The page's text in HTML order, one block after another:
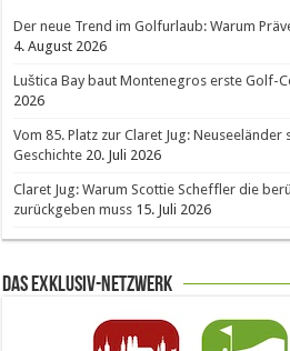
Der neue Trend im Golfurlaub: Warum
4. August 2026
Luštica Bay baut Montenegros erste Golf-
2026
Vom 85. Platz zur Claret Jug:
Geschichte 20. Juli 2026
Claret Jug: Warum Scottie Scheffler die
zurückgeben muss 15. Juli 2026
Das Exklusiv-Netzwerk